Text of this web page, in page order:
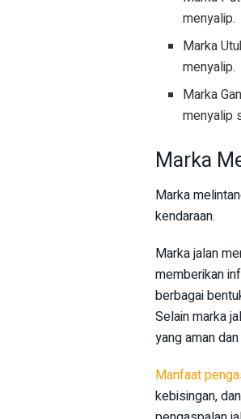
menyalip.
Marka
menyalip.
Marka
menyalip
Marka
Marka
kendaraan.
Marka jalan
memberikan
berbagai
Selain marka
yang aman
Manfaat
kebisingan,